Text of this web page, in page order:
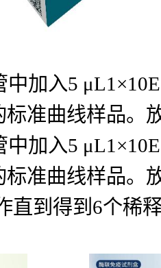
中加入5
标准曲线样品。
中加入5
标准曲线样品。
直到得到6个稀